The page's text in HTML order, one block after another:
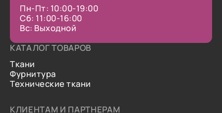
Пн-Пт: 10:00-19:00
Сб: 11:00-16:00
Вс: Выходной
КАТАЛОГ ТОВАРОВ
Ткани
Фурнитура
Технические ткани
КЛИЕНТАМ И ПАРТНЕРАМ